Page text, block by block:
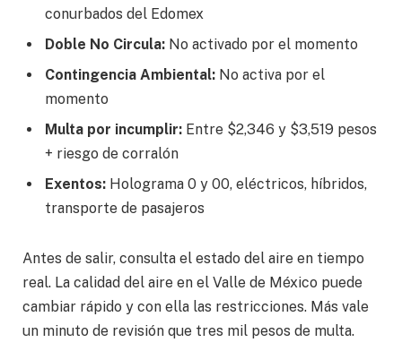
conurbados del Edomex
Doble No Circula: No activado por el momento
Contingencia Ambiental: No activa por el
momento
Multa por incumplir: Entre $2,346 y $3,519 pesos
+ riesgo de corralón
Exentos: Holograma 0 y 00, eléctricos, híbridos,
transporte de pasajeros
Antes de salir, consulta el estado del aire en tiempo
real. La calidad del aire en el Valle de México puede
cambiar rápido y con ella las restricciones. Más vale
un minuto de revisión que tres mil pesos de multa.